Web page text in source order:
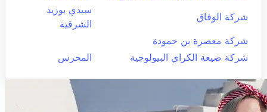
شركة الوفاق
سيدي بوزيد
الشرقية
شركة معصرة بن حمودة
شركة ضيعة الكراي البيولوجية
المحرس